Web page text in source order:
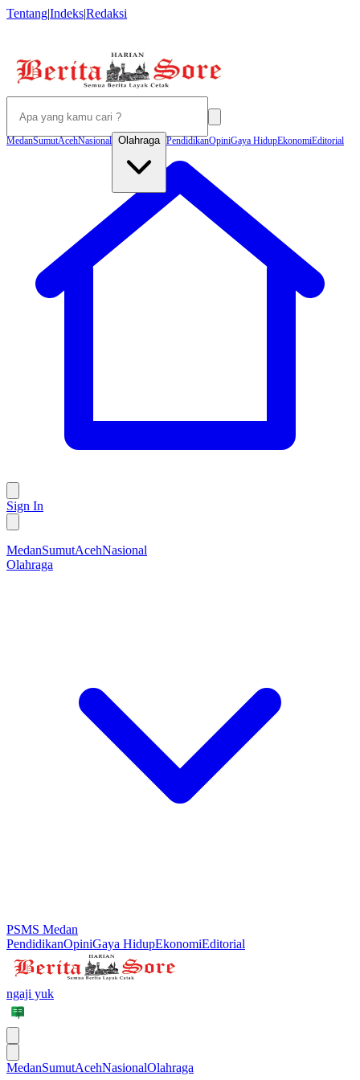
Tentang|Indeks|Redaksi
MedanSumutAcehNasional Olahraga PendidikanOpiniGaya HidupEkonomiEditorial
Sign In
MedanSumutAcehNasional
Olahraga
PSMS Medan
PendidikanOpiniGaya HidupEkonomiEditorial
ngaji yuk
MedanSumutAcehNasionalOlahraga